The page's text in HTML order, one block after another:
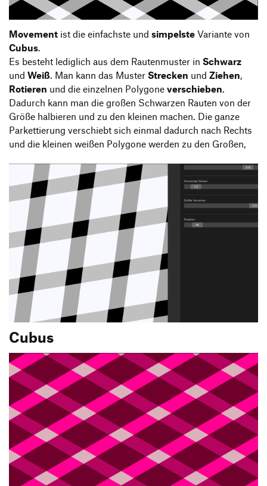
Movement ist die einfachste und simpelste Variante von
Cubus.
Es besteht lediglich aus dem Rautenmuster in Schwarz
und Weiß. Man kann das Muster Strecken und Ziehen,
Rotieren und die einzelnen Polygone verschieben.
Dadurch kann man die großen Schwarzen Rauten von der
Größe halbieren und zu den kleinen machen. Die ganze
Parkettierung verschiebt sich einmal dadurch nach Rechts
und die kleinen weißen Polygone werden zu den Großen,
Cubus